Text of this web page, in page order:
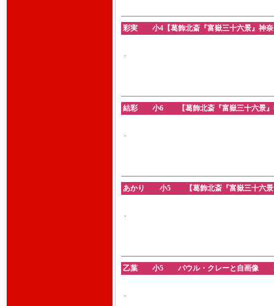
彩実 小4【葛飾北斎『富嶽三十六景』神奈
.
結彩 小6 【葛飾北斎『富嶽三十六景』神
.
あかり 小5 【葛飾北斎『富嶽三十六景』
.
乙葉 小5 パウル・クレーと自画像
.